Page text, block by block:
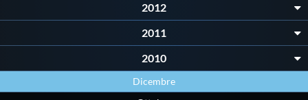
Archivio News
2012
2011
2010
Dicembre